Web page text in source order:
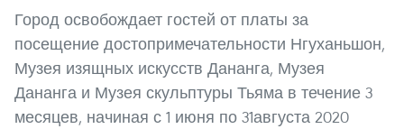
Город освобождает гостей от платы за
посещение достопримечательности Нгуханьшон,
Музея изящных искусств Дананга, Музея
Дананга и Музея скульптуры Тьяма в течение 3
месяцев, начиная с 1 июня по 31августа 2020